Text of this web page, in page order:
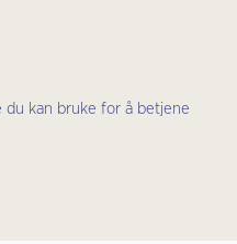
du kan bruke for å betjene